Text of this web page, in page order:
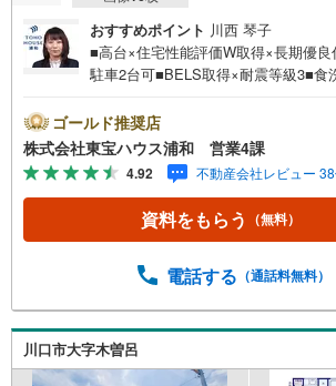
おすすめポイント 川西 琴子
■高台×住宅性能評価W取得×長期優
駐車2台可■BELS取得×耐震等級3■食
無休）こちらの時間帯はお電話でのお
ズにご案内できますぜひお気軽にご連
スライフソリューションズグループ
別提携金利〔一例〕東宝ハウス浦和の
全期間引下げプラン⇒住宅ローン金
《0.89％》と某信用金庫金利1.275
分まで（審査・要件があります）
接ご対応ライフプランニング、かけ
プレミアムなど多彩なサービスがござ
ゴールド推奨店
株式会社東宝ハウス浦和 営業4課
4.92 不動産会社レビュー
資料をもらう （無料）
電話する （通話料無料）
川口市大字木曽呂